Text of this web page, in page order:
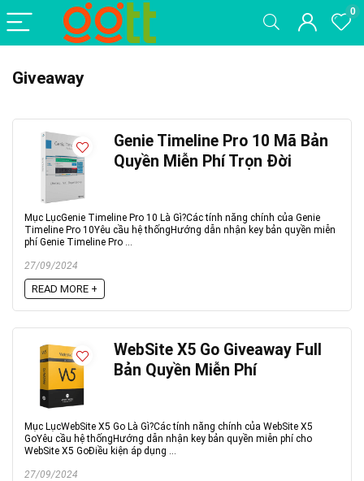
0
Giveaway
Genie Timeline Pro 10 Mã Bản
Quyền Miễn Phí Trọn Đời
Mục LụcGenie Timeline Pro 10 Là Gì?Các tính năng chính của Genie
Timeline Pro 10Yêu cầu hệ thốngHướng dẫn nhận key bản quyền miễn
phí Genie Timeline Pro ...
27/09/2024
READ MORE +
WebSite X5 Go Giveaway Full
Bản Quyền Miễn Phí
Mục LụcWebSite X5 Go Là Gì?Các tính năng chính của WebSite X5
GoYêu cầu hệ thốngHướng dẫn nhận key bản quyền miễn phí cho
WebSite X5 GoĐiều kiện áp dụng ...
27/09/2024